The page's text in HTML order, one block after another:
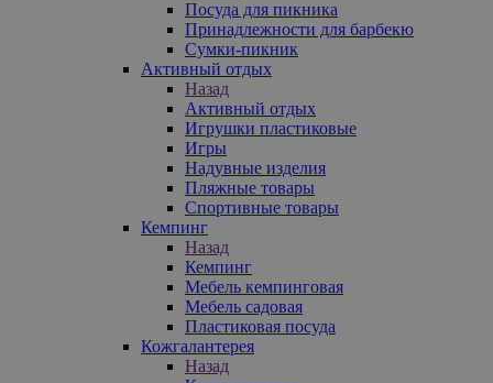
Посуда для пикника
Принадлежности для барбекю
Сумки-пикник
Активный отдых
Назад
Активный отдых
Игрушки пластиковые
Игры
Надувные изделия
Пляжные товары
Спортивные товары
Кемпинг
Назад
Кемпинг
Мебель кемпинговая
Мебель садовая
Пластиковая посуда
Кожгалантерея
Назад